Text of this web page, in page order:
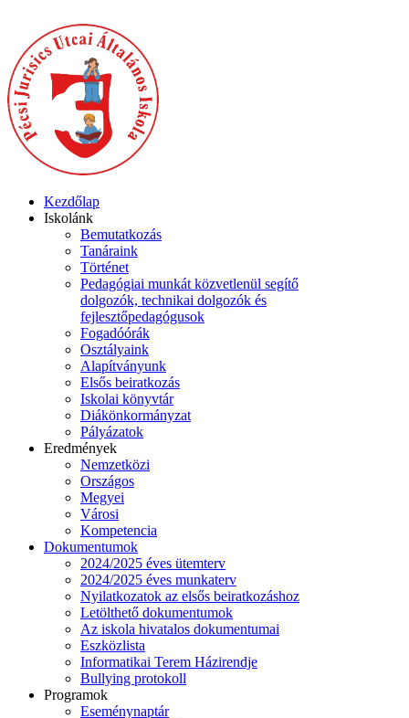
Kezdőlap
Iskolánk
Bemutatkozás
Tanáraink
Történet
Pedagógiai munkát közvetlenül segítő
dolgozók, technikai dolgozók és
fejlesztőpedagógusok
Fogadóórák
Osztályaink
Alapítványunk
Elsős beiratkozás
Iskolai könyvtár
Diákönkormányzat
Pályázatok
Eredmények
Nemzetközi
Országos
Megyei
Városi
Kompetencia
Dokumentumok
2024/2025 éves ütemterv
2024/2025 éves munkaterv
Nyilatkozatok az elsős beiratkozáshoz
Letölthető dokumentumok
Az iskola hivatalos dokumentumai
Eszközlista
Informatikai Terem Házirendje
Bullying protokoll
Programok
Eseménynaptár